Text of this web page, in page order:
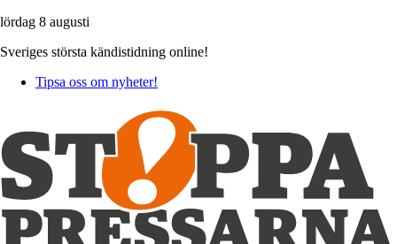
lördag 8 augusti
Sveriges största kändistidning online!
Tipsa oss om nyheter!